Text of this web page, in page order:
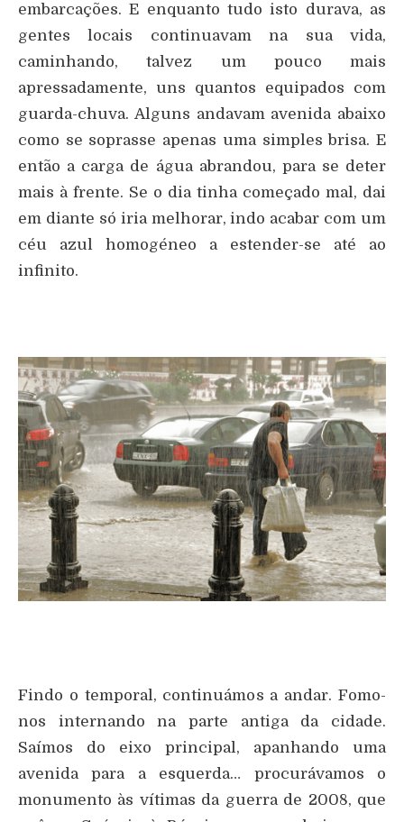
embarcações. E enquanto tudo isto durava, as
gentes locais continuavam na sua vida,
caminhando, talvez um pouco mais
apressadamente, uns quantos equipados com
guarda-chuva. Alguns andavam avenida abaixo
como se soprasse apenas uma simples brisa. E
então a carga de água abrandou, para se deter
mais à frente. Se o dia tinha começado mal, dai
em diante só iria melhorar, indo acabar com um
céu azul homogéneo a estender-se até ao
infinito.
Findo o temporal, continuámos a andar. Fomo-
nos internando na parte antiga da cidade.
Saímos do eixo principal, apanhando uma
avenida para a esquerda… procurávamos o
monumento às vítimas da guerra de 2008, que